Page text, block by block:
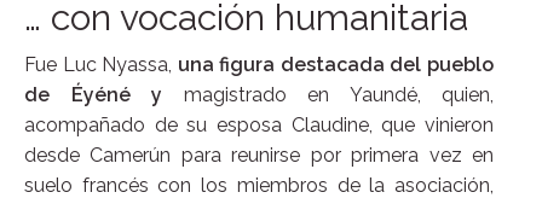
… con vocación humanitaria
Fue Luc Nyassa, una figura destacada del pueblo
de Éyéné y magistrado en Yaundé, quien,
acompañado de su esposa Claudine, que vinieron
desde Camerún para reunirse por primera vez en
suelo francés con los miembros de la asociación,